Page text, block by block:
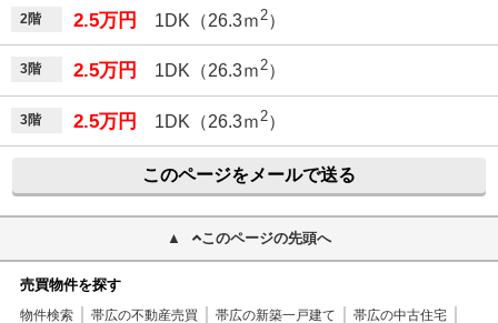
2階 2.5万円 1DK（26.3ｍ 2）
3階 2.5万円 1DK（26.3ｍ2）
3階 2.5万円 1DK（26.3ｍ 2）
このページをメールで送る
このページの先頭へ
売買物件を探す
物件検索 帯広の不動産売買 帯広の新築一戸建て 帯広の中古住宅